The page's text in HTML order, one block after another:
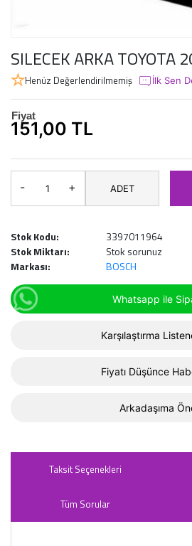
SILECEK ARKA TOYOTA
Henüz Değerlendirilmemiş İlk Sen
Fiyat
151,00 TL
- + ADET
Stok Kodu:
3397011964
Stok Miktarı:
Stok sorunuz
Markası:
BOSCH
Whatsapp ile
Karşılaştırma
Fiyatı Düşünce
Arkadaşıma
Taksit Seçenekleri
Tüm Sorular